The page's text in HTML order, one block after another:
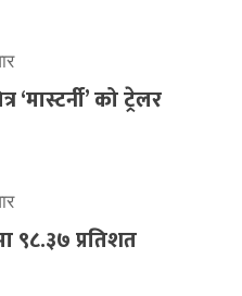
को ट्रेलर
९८.३७ प्रतिशत